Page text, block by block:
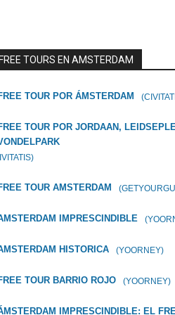
TOURS EN AMSTERDAM
TOUR POR ÁMSTERDAM
TOUR POR JORDAAN,
TOUR AMSTERDAM
IMPRESCINDIBLE
HISTORICA (YOORNEY)
TOUR BARRIO ROJO (YOORNEY)
IMPRESCINDIBLE: EL